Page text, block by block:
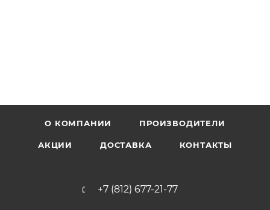
О КОМПАНИИ ПРОИЗВОДИТЕЛИ
АКЦИИ ДОСТАВКА КОНТАКТЫ
+7 (812) 677-21-77